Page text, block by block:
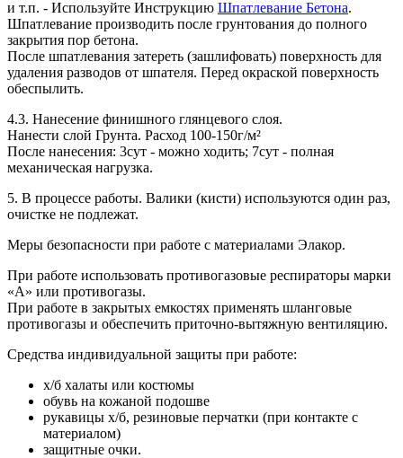
и т.п. - Используйте Инструкцию Шпатлевание Бетона.
Шпатлевание производить после грунтования до полного
закрытия пор бетона.
После шпатлевания затереть (зашлифовать) поверхность для
удаления разводов от шпателя. Перед окраской поверхность
обеспылить.
4.3. Нанесение финишного глянцевого слоя.
Нанести слой Грунта. Расход 100-150г/м²
После нанесения: 3сут - можно ходить; 7сут - полная
механическая нагрузка.
5. В процессе работы. Валики (кисти) используются один раз,
очистке не подлежат.
Меры безопасности при работе с материалами Элакор.
При работе использовать противогазовые респираторы марки
«А» или противогазы.
При работе в закрытых емкостях применять шланговые
противогазы и обеспечить приточно-вытяжную вентиляцию.
Средства индивидуальной защиты при работе:
х/б халаты или костюмы
обувь на кожаной подошве
рукавицы х/б, резиновые перчатки (при контакте с
материалом)
защитные очки.